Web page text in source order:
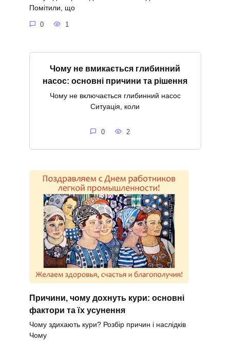
Помітили, що
0 1
Чому не вмикається глибинний
насос: основні причини та рішення
Чому не включається глибинний насос
Ситуація, коли
0 2
Причини, чому дохнуть кури: основні
фактори та їх усунення
Чому здихають кури? Розбір причин і наслідків
Чому